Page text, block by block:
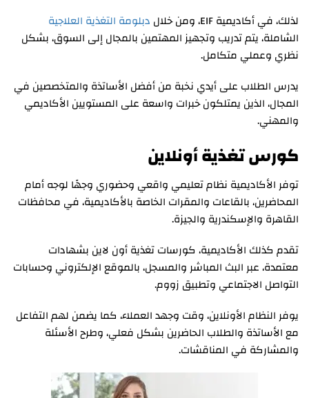
لذلك، في أكاديمية EIF، ومن خلال
دبلومة التغذية العلاجية
الشاملة، يتم تدريب وتجهيز المهتمين بالمجال إلى السوق، بشكل
نظري وعملي متكامل.
يدرس الطلاب على أيدي نخبة من أفضل الأساتذة والمتخصصين في
المجال، الذين يمتلكون خبرات واسعة على المستويين الأكاديمي
والمهني.
كورس تغذية أونلاين
توفر الأكاديمية نظام تعليمي واقعي وحضوري وجهًا لوجه أمام
المحاضرين، بالقاعات والمقرات الخاصة بالأكاديمية، في محافظات
القاهرة والإسكندرية والجيزة.
تقدم كذلك الأكاديمية، كورسات تغذية أون لاين بشهادات
معتمدة، عبر البث المباشر والمسجل، بالموقع الإلكتروني وحسابات
التواصل الاجتماعي وتطبيق زووم.
يوفر النظام الأونلاين، وقت وجهد العملاء، كما يضمن لهم التفاعل
مع الأساتذة والطلاب الحاضرين بشكل فعلي، وطرح الأسئلة
والمشاركة في المناقشات.